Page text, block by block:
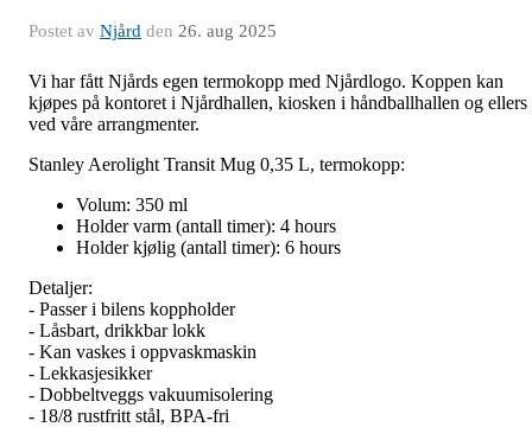
Postet av Njård den 26. aug 2025
Vi har fått Njårds egen termokopp med Njårdlogo. Koppen kan
kjøpes på kontoret i Njårdhallen, kiosken i håndballhallen og ellers
ved våre arrangmenter.
Stanley Aerolight Transit Mug 0,35 L, termokopp:
Volum: 350 ml
Holder varm (antall timer): 4 hours
Holder kjølig (antall timer): 6 hours
Detaljer:
- Passer i bilens koppholder
- Låsbart, drikkbar lokk
- Kan vaskes i oppvaskmaskin
- Lekkasjesikker
- Dobbeltveggs vakuumisolering
- 18/8 rustfritt stål, BPA-fri